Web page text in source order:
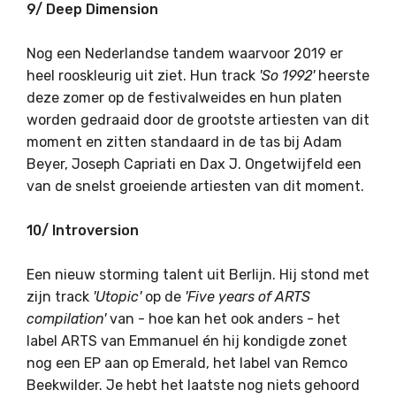
9/ Deep Dimension
Nog een Nederlandse tandem waarvoor 2019 er
heel rooskleurig uit ziet. Hun track 'So 1992'heerste
deze zomer op de festivalweides en hun platen
worden gedraaid door de grootste artiesten van dit
moment en zitten standaard in de tas bij Adam
Beyer, Joseph Capriati en Dax J. Ongetwijfeld een
van de snelst groeiende artiesten van dit moment.
10/ Introversion
Een nieuw storming talent uit Berlijn. Hij stond met
zijn track 'Utopic'op de 'Five years of ARTS
compilation'van - hoe kan het ook anders - het
label ARTS van Emmanuel én hij kondigde zonet
nog een EP aan op Emerald, het label van Remco
Beekwilder. Je hebt het laatste nog niets gehoord